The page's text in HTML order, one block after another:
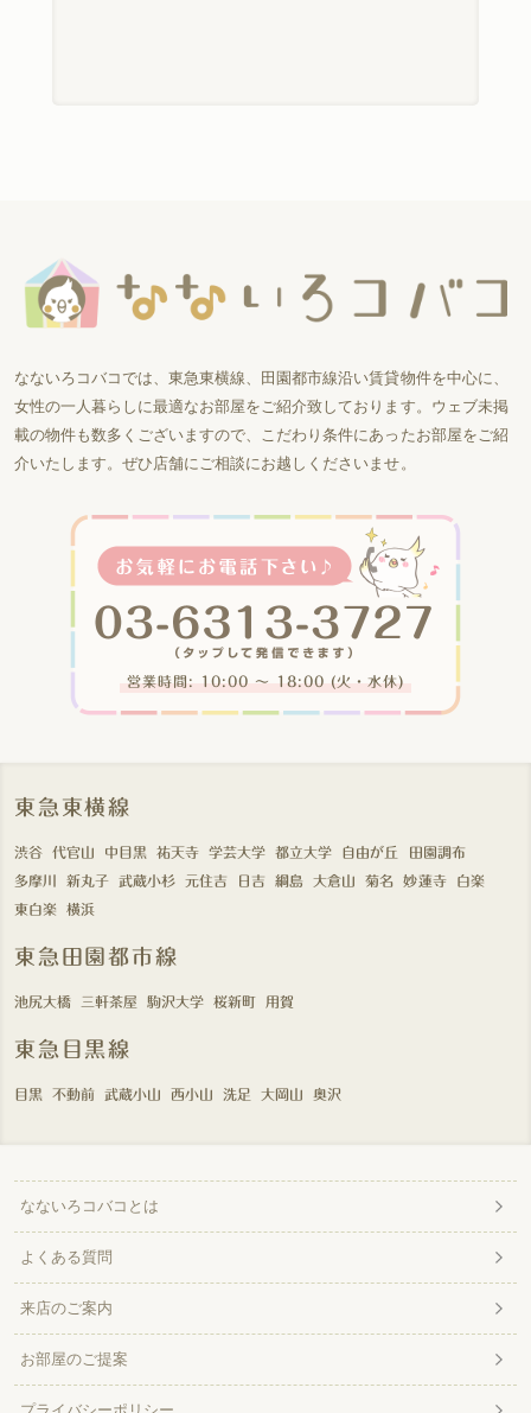
なないろコバコでは、東急東横線、田園都市線沿い賃貸物件を中心に、
女性の一人暮らしに最適なお部屋をご紹介致しております。ウェブ未掲
載の物件も数多くございますので、こだわり条件にあったお部屋をご紹
介いたします。ぜひ店舗にご相談にお越しくださいませ。
営業時間: 10:00 〜 18:00 (火・水休)
東急東横線
渋谷 代官山 中目黒 祐天寺 学芸大学 都立大学 自由が丘
田園調布
多摩川
新丸子 武蔵小杉 元住吉 日吉 綱島 大倉山 菊名 妙蓮寺
白楽
東白楽
横浜
東急田園都市線
池尻大橋 三軒茶屋 駒沢大学 桜新町 用賀
東急目黒線
目黒 不動前 武蔵小山 西小山 洗足 大岡山 奥沢
なないろコバコとは
よくある質問
来店のご案内
お部屋のご提案